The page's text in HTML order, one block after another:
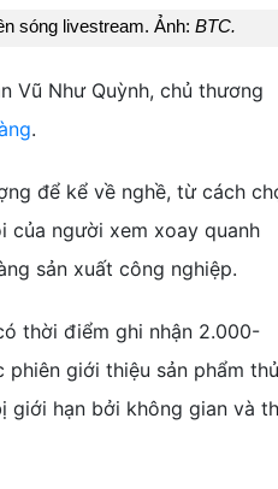
sóng livestream. Ảnh: BTC.
Vũ Như Quỳnh, chủ thương
.
để kể về nghề, từ cách
của người xem xoay quanh
sản xuất công nghiệp.
thời điểm ghi nhận 2.000-
giới thiệu sản phẩm thủ
giới hạn bởi không gian và